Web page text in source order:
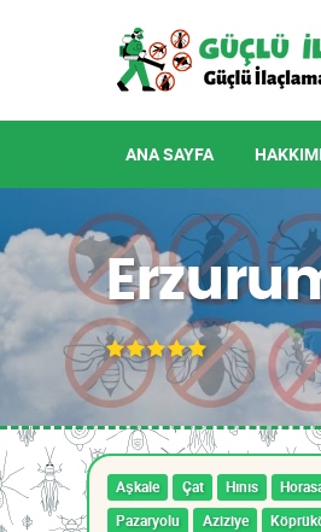
ANA SAYFA
Aşkale Çat Hınıs
Pazaryolu
Aziziye